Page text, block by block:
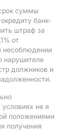
суммы
банк-
штраф за
от
несоблюдении
нарушителе
должников и
не я
положениями
получения